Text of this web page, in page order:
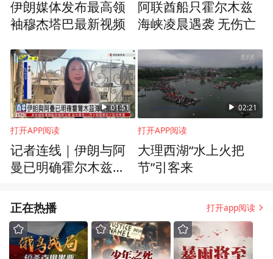
伊朗媒体发布最高领
袖穆杰塔巴最新视频
阿联酋船只霍尔木兹
海峡凌晨遇袭 无伤亡
01:51
打开APP阅读
记者连线｜伊朗与阿
曼已明确霍尔木兹海
02:21
打开APP阅读
大理西湖“水上火把
节”引客来
正在热播 打开app阅读